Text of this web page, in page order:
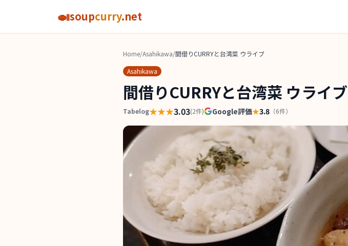
🍛soupcurry.net
Home/Asahikawa/間借りCURRYと台湾菜 ウライブ
Asahikawa
間借りCURRYと台湾菜 ウライブ
Tabelog★★★3.03(2件) Google評価★3.8 （6件）